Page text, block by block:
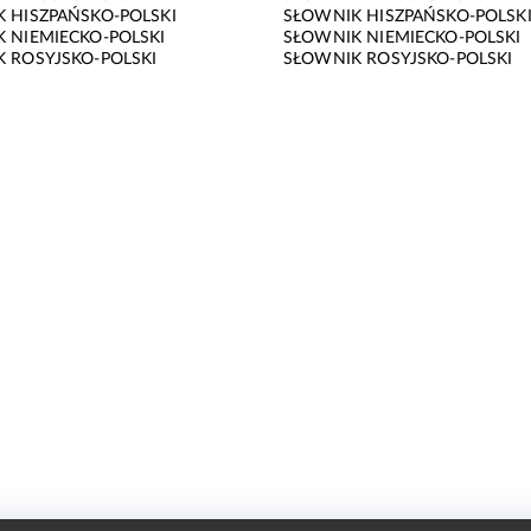
HISZPAŃSKO-POLSKI
NIEMIECKO-POLSKI
ROSYJSKO-POLSKI
SŁOWNIK HISZPAŃSKO-POLSKI
SŁOWNIK NIEMIECKO-POLSKI
SŁOWNIK ROSYJSKO-POLSKI